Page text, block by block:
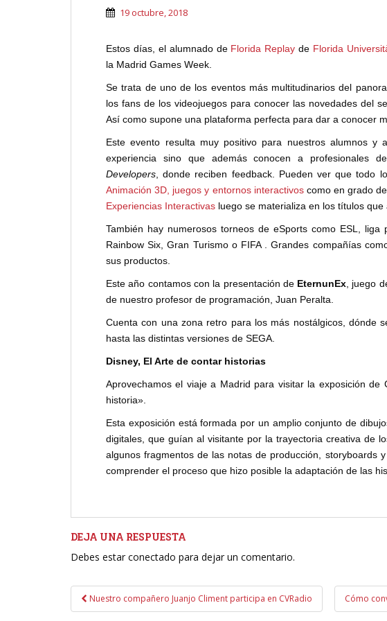
19 octubre, 2018
Estos días, el alumnado de Florida Replay de Florida
la Madrid Games Week.
Se trata de uno de los eventos más multitudinarios del
los fans de los videojuegos para conocer las novedades del
Así como supone una plataforma perfecta para dar a conocer
Este evento resulta muy positivo para nuestros alumnos y
experiencia sino que además conocen a profesionales
Developers , donde reciben feedback. Pueden ver que todo
Animación 3D, juegos y entornos interactivoscomo en grado de
Experiencias Interactivas luego se materializa en los títulos que
También hay numerosos torneos de eSports como ESL, liga
Rainbow Six, Gran Turismo o FIFA . Grandes compañías
sus productos.
Este año contamos con la presentación de EternunEx , juego
de nuestro profesor de programación, Juan Peralta.
Cuenta con una zona retro para los más nostálgicos, dónde
hasta las distintas versiones de SEGA.
Disney, El Arte de contar historias
Aprovechamos el viaje a Madrid para visitar la exposición de
historia».
Esta exposición está formada por un amplio conjunto de
digitales, que guían al visitante por la trayectoria creativa de
algunos fragmentos de las notas de producción, storyboards
comprender el proceso que hizo posible la adaptación de las
DEJA UNA RESPUESTA
Debes estar conectado para dejar un comentario.
Navegación
de
Nuestro compañero Juanjo Climent participa en CVRadio Cómo